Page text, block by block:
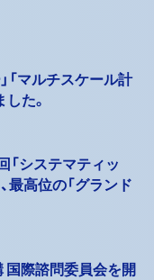
「マルチスケール計
た。
「システマティッ
最高位の「グランド
国際諮問委員会を開